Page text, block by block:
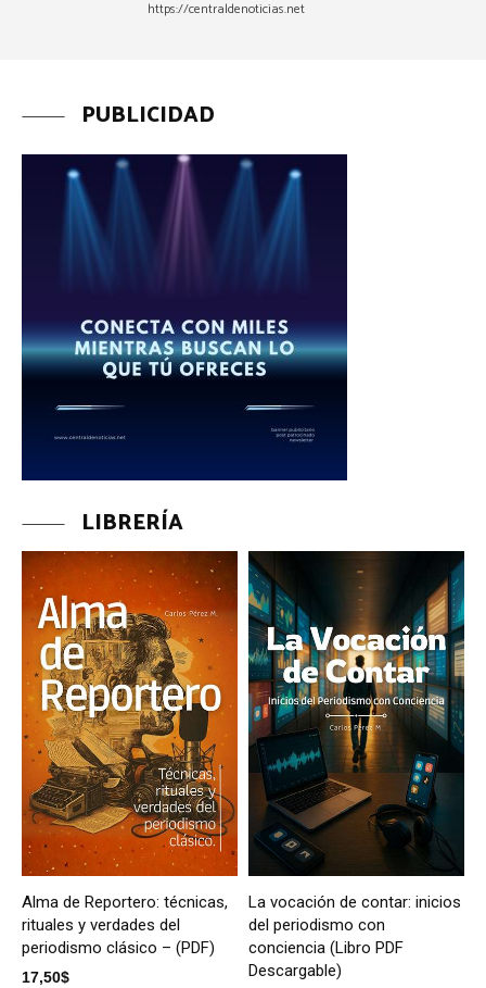
https://centraldenoticias.net
PUBLICIDAD
LIBRERÍA
Alma de Reportero: técnicas,
rituales y verdades del
periodismo clásico – (PDF)
17,50$
La vocación de contar: inicios
del periodismo con
conciencia (Libro PDF
Descargable)